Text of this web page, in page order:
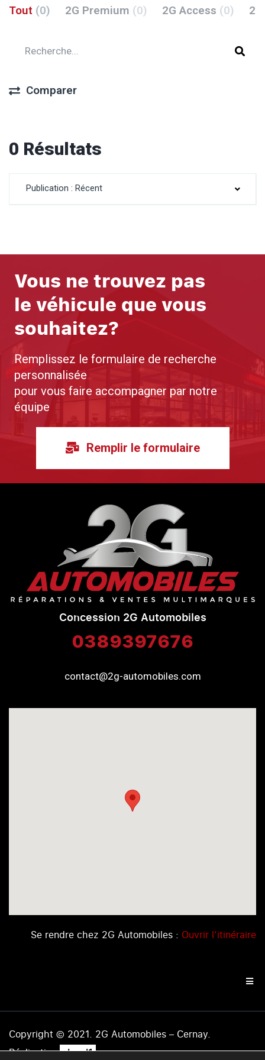
Tout (0) 2G Premium (0) 2G Access (0)
Comparer
0 Résultats
Publication : Récent
Vous ne trouvez pas
le véhicule que vous
souhaitez?
Remplissez le formulaire de recherche
personnalisée
pour vous faire accompagner par notre
équipe
Remplir le formulaire
Concession 2G Automobiles
0389397676
contact@2g-automobiles.com
Se rendre chez 2G Automobiles : Ouvrir l’itinéraire
Copyright © 2021. 2G Automobiles – Cernay.
Réalisation .level1